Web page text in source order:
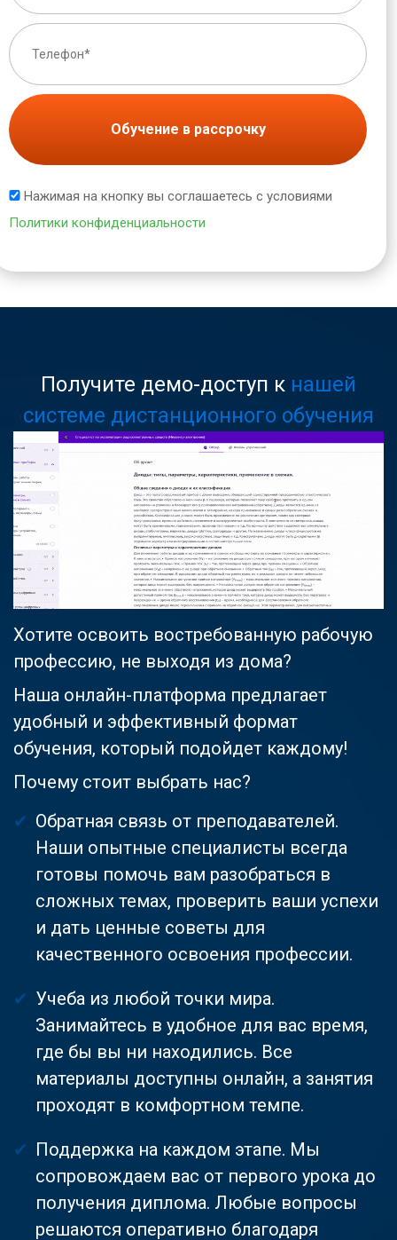
Обучение в рассрочку
Нажимая на кнопку вы соглашаетесь с условиями
Политики конфиденциальности
Получите демо-доступ к нашей
системе дистанционного обучения
Хотите освоить востребованную рабочую
профессию, не выходя из дома?
Наша онлайн-платформа предлагает
удобный и эффективный формат
обучения, который подойдет каждому!
Почему стоит выбрать нас?
Обратная связь от преподавателей.
Наши опытные специалисты всегда
готовы помочь вам разобраться в
сложных темах, проверить ваши успехи
и дать ценные советы для
качественного освоения профессии.
Учеба из любой точки мира.
Занимайтесь в удобное для вас время,
где бы вы ни находились. Все
материалы доступны онлайн, а занятия
проходят в комфортном темпе.
Поддержка на каждом этапе. Мы
сопровождаем вас от первого урока до
получения диплома. Любые вопросы
решаются оперативно благодаря